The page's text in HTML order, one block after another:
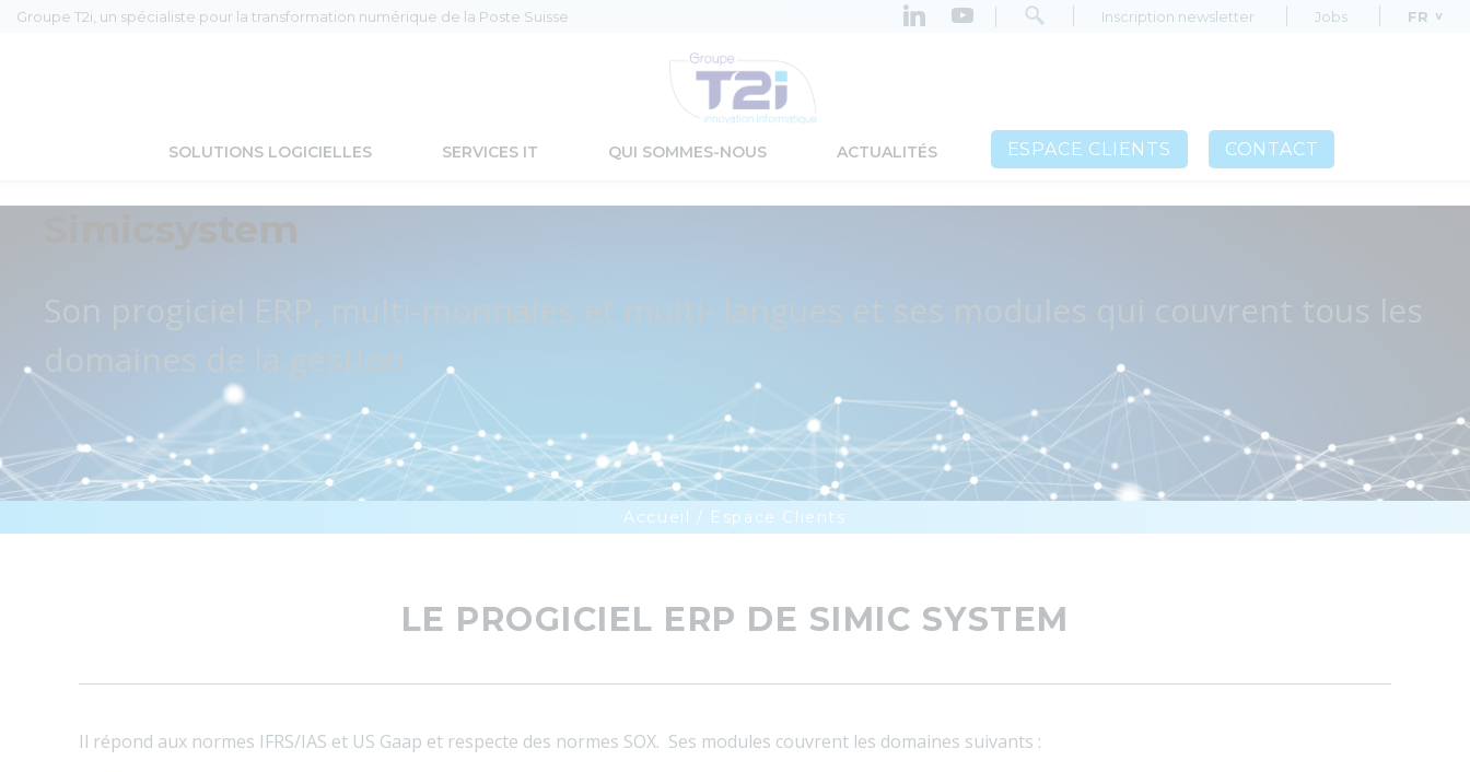
SOLUTIONS LOGICIELLES SERVICES IT QUI SOMMES-NOUS ACTUALITÉS ESPACE CLIENTS CONTACT
Inscription newsletter Jobs
Groupe T2i, un spécialiste pour la transformation numérique de la Poste Suisse Inscription newsletter Jobs FR
Simicsystem
Accueil / Espace Clients
LE PROGICIEL ERP DE SIMIC SYSTEM
Il répond aux normes IFRS/IAS et US Gaap et respecte des normes SOX. Ses modules couvrent les domaines suivants :